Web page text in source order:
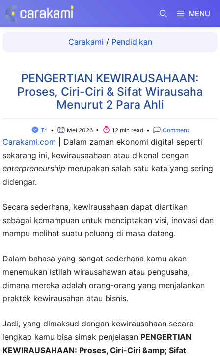
Langsung
ke
MENU
Carakami / Pendidikan
PENGERTIAN KEWIRAUSAHAAN:
Proses, Ciri-Ciri & Sifat Wirausaha
Menurut 2 Para Ahli
Tri • Mei 2026 • 12 min read • Comment
Carakami.com
Dalam zaman ekonomi digital seperti
sekarang ini, kewirausaahaan atau dikenal dengan
enterpreneurship merupakan salah satu kata yang sering
didengar.
Secara sederhana, kewirausahaan dapat diartikan
sebagai kemampuan untuk menciptakan visi, inovasi dan
mampu melihat suatu peluang di masa datang.
Dalam bahasa yang sangat sederhana kamu akan
menemukan istilah wirausahawan atau pengusaha,
dimana mereka adalah orang-orang yang menjalankan
praktek kewirausahan atau bisnis.
Jadi, yang dimaksud dengan kewirausahaan secara
lengkap kamu bisa simak penjelasan PENGERTIAN
KEWIRAUSAHAAN: Proses, Ciri-Ciri &amp; Sifat